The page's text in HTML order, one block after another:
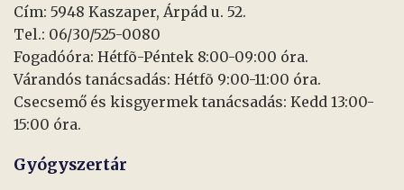
Cím: 5948 Kaszaper, Árpád u. 52.
Tel.: 06/30/525-0080
Fogadóóra: Hétfõ-Péntek 8:00-09:00 óra.
Várandós tanácsadás: Hétfõ 9:00-11:00 óra.
Csecsemő és kisgyermek tanácsadás: Kedd 13:00-
15:00 óra.
Gyógyszertár